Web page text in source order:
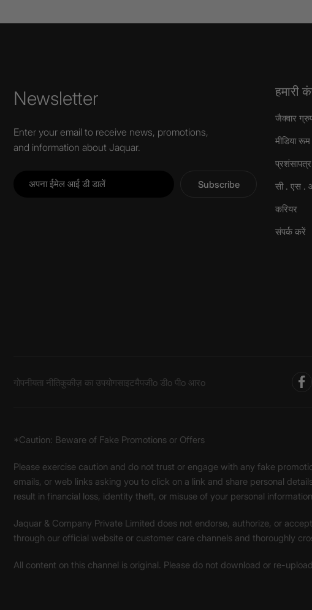
Newsletter
Enter your email to receive news, promotions,
and information about Jaquar.
Subscribe
हमारी
जैक्वार
मीडिया रूम
प्रशंसापत्र
सी . एस .
करियर
संपर्क करें
गोपनीयता नीतिकुकीज़ का उपयोगसाइटमैपजीo डीo पीo आरo
*Caution: Beware of Fake Promotions or Offers
Please exercise caution and do not trust or engage with any fake
emails, or web links asking you to click on a link and share personal
result in financial loss, identity theft, or misuse of your personal
Jaquar & Company Private Limited does not endorse, authorize, or
through our official website or customer care channels and thoroughly
All content on this channel is original. Please do not download or re-